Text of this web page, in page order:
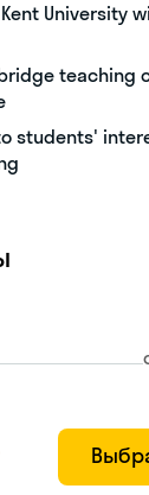
University
teaching
students'